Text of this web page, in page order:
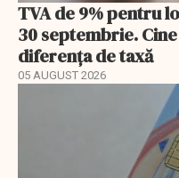
TVA de 9% pentru
30 septembrie.
diferența de taxă
05 AUGUST 2026